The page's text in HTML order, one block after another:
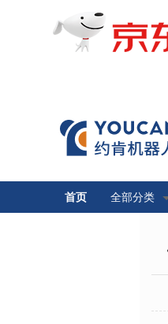
首页 全部分类